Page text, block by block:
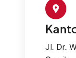
Jl. Dr.